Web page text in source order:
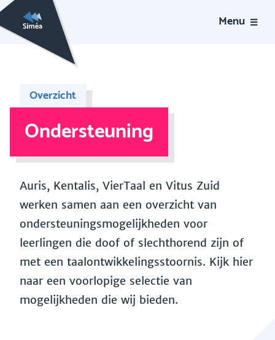
Menu
Overzicht
Ondersteuning
Auris, Kentalis, VierTaal en Vitus Zuid
werken samen aan een overzicht van
ondersteuningsmogelijkheden voor
leerlingen die doof of slechthorend zijn of
met een taalontwikkelingsstoornis. Kijk hier
naar een voorlopige selectie van
mogelijkheden die wij bieden.